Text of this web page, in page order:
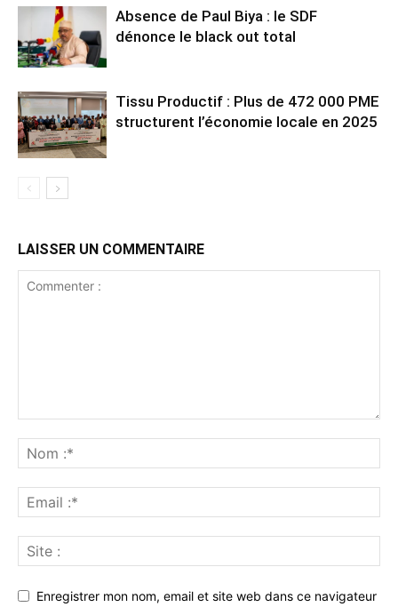
Absence de Paul Biya : le SDF
dénonce le black out total
Tissu Productif : Plus de 472 000 PME
structurent l’économie locale en 2025
LAISSER UN COMMENTAIRE
Enregistrer mon nom, email et site web dans ce navigateur